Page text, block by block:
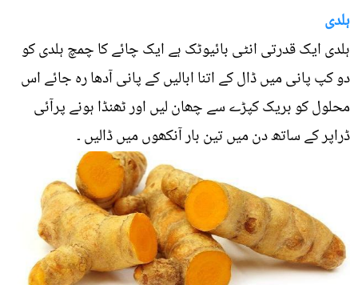
ہلدی
ہلدی ایک قدرتی انٹی بائیوٹک ہے ایک چائے کا چمچ ہلدی کو
دو کپ پانی میں ڈال کے اتنا ابالیں کے پانی آدھا رہ جائے اس
محلول کو بریک کپڑے سے چھان لیں اور ٹھنڈا ہونے پرآئی
ڈراپر کے ساتھ دن میں تین بار آنکھوں میں ڈالیں ۔